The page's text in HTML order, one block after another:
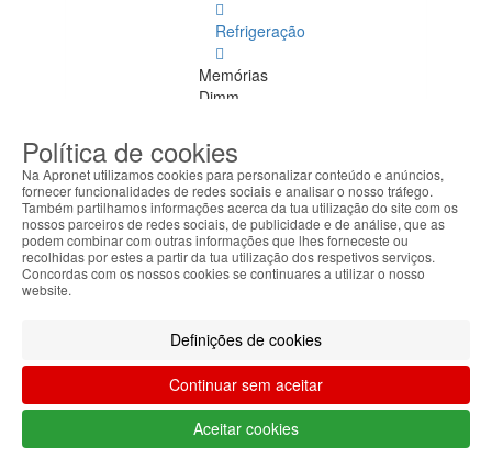
Refrigeração
Memórias
Dimm
Dimm
Ver
todos
DDR
4
DDR
1
DDR
2
Política de cookies
Na Apronet utilizamos cookies para personalizar conteúdo e anúncios,
fornecer funcionalidades de redes sociais e analisar o nosso tráfego.
Também partilhamos informações acerca da tua utilização do site com os
nossos parceiros de redes sociais, de publicidade e de análise, que as
podem combinar com outras informações que lhes forneceste ou
recolhidas por estes a partir da tua utilização dos respetivos serviços.
Concordas com os nossos cookies se continuares a utilizar o nosso
website.
Definições de cookies
Continuar sem aceitar
Aceitar cookies